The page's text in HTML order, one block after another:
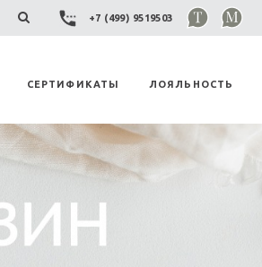
+7 (499) 9519503
СЕРТИФИКАТЫ ЛОЯЛЬНОСТЬ